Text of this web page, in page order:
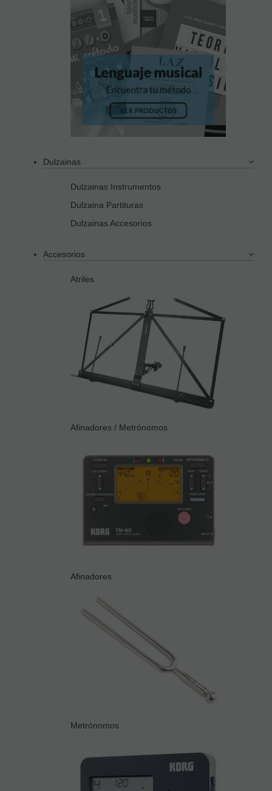
Dulzainas
Dulzainas Instrumentos
Dulzaina Partituras
Dulzainas Accesorios
Accesorios
Atriles
Afinadores / Metrónomos
Afinadores
Metrónomos